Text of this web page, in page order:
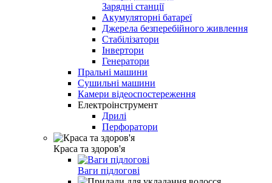
Зарядні станції
Акумуляторні батареї
Джерела безперебійного живлення
Стабілізатори
Інвертори
Генератори
Пральні машини
Сушильні машини
Камери відеоспостереження
Електроінструмент
Дрилі
Перфоратори
Краса та здоров'я
Ваги підлогові